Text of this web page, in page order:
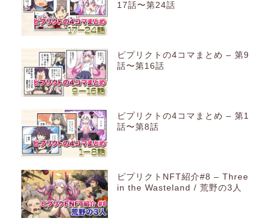
17話〜第24話
ピプリクトの4コマまとめ – 第9
話〜第16話
ピプリクトの4コマまとめ – 第1
話〜第8話
ピプリクトNFT紹介#8 – Three
in the Wasteland / 荒野の3人